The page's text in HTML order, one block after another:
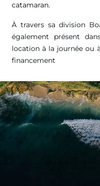
catamaran.
À travers sa division
également présent
location à la journée ou
financement